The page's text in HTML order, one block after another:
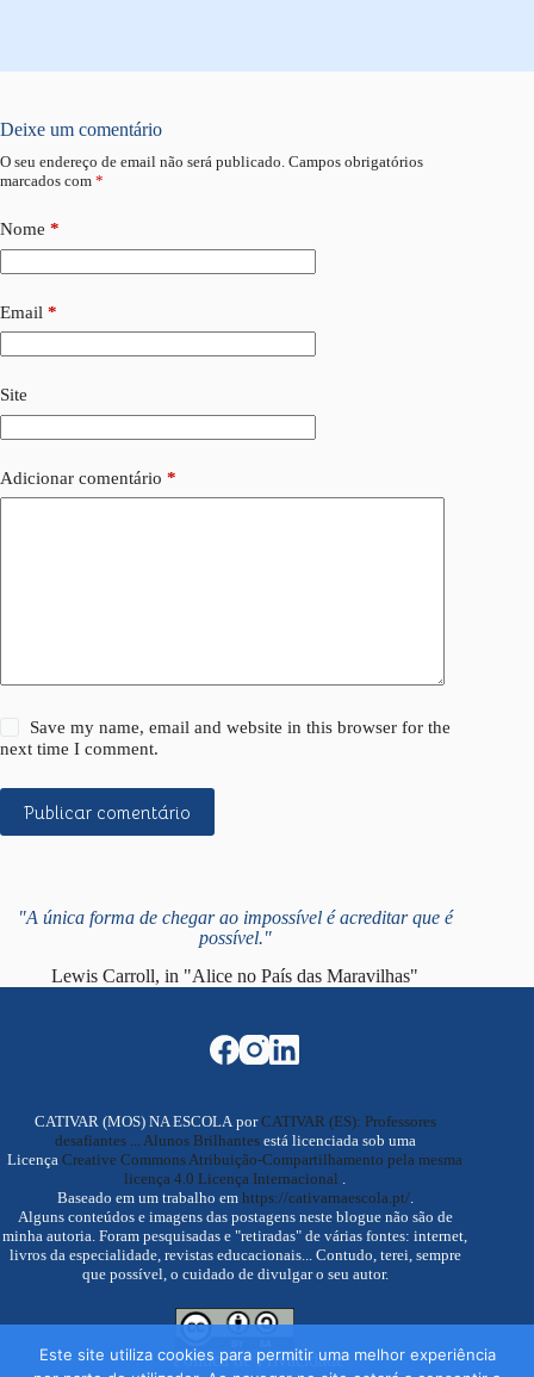
Deixe um comentário
O seu endereço de email não será publicado. Campos obrigatórios
marcados com *
Nome *
Email *
Site
Adicionar comentário *
Save my name, email and website in this browser for the
next time I comment.
Publicar comentário
"A única forma de chegar ao impossível é acreditar que é
possível."
Lewis Carroll, in "Alice no País das Maravilhas"
CATIVAR (MOS) NA ESCOLA porCATIVAR (ES): Professores
desafiantes ... Alunos Brilhantesestá licenciada sob uma
LicençaCreative Commons Atribuição-Compartilhamento pela mesma
licença 4.0 Licença Internacional .
Baseado em um trabalho em https://cativarnaescola.pt/.
Alguns conteúdos e imagens das postagens neste blogue não são de
minha autoria. Foram pesquisadas e "retiradas" de várias fontes: internet,
livros da especialidade, revistas educacionais... Contudo, terei, sempre
que possível, o cuidado de divulgar o seu autor.
Política de Privacidade
Este site utiliza cookies para permitir uma melhor experiência